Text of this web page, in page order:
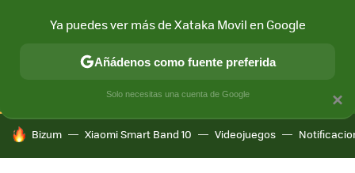
CONECTIVIDAD MÓVIL Y SOCIEDAD APLICACIONES
HOY SE HABLA DE
Bizum Xiaomi Smart Band 10 Videojuegos
×
Ya puedes ver más de Xataka Movil en Google
Añádenos como fuente preferida
Solo necesitas una cuenta de Google